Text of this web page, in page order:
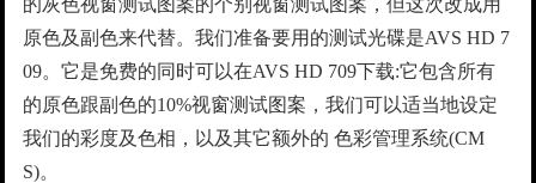
原色及副色来代替。我们准备要用的测试光碟是AVS HD 7
09。它是免费的同时可以在AVS HD 709下载:它包含所有
的原色跟副色的10%视窗测试图案，我们可以适当地设定
我们的彩度及色相，以及其它额外的 色彩管理系统(CM
S)。